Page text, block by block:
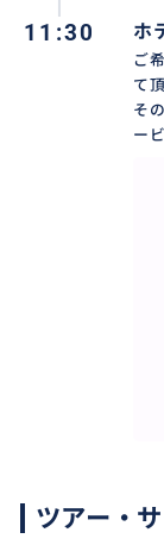
11:30 ホ
ご
て
そ
ー
ツアー・